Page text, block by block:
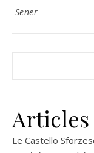
Sener
Articles
Le Castello